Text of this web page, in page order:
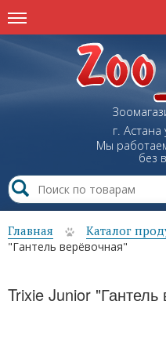
г. Астана
Мы
без
Главная Каталог
"Гантель верёвочная"
Trixie Junior "Гантель